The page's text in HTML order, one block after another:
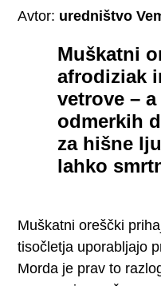
Avtor: uredništvo
Muškatni
afrodiziak
vetrove –
odmerkih
za hišne
lahko
Muškatni oreščki
tisočletja uporabljajo
Morda je prav to